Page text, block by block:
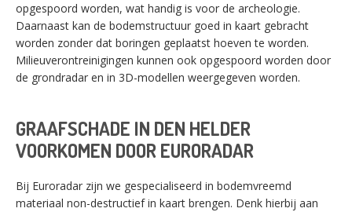
opgespoord worden, wat handig is voor de archeologie.
Daarnaast kan de bodemstructuur goed in kaart gebracht
worden zonder dat boringen geplaatst hoeven te worden.
Milieuverontreinigingen kunnen ook opgespoord worden door
de grondradar en in 3D-modellen weergegeven worden.
GRAAFSCHADE IN DEN HELDER
VOORKOMEN DOOR EURORADAR
Bij Euroradar zijn we gespecialiseerd in bodemvreemd
materiaal non-destructief in kaart brengen. Denk hierbij aan